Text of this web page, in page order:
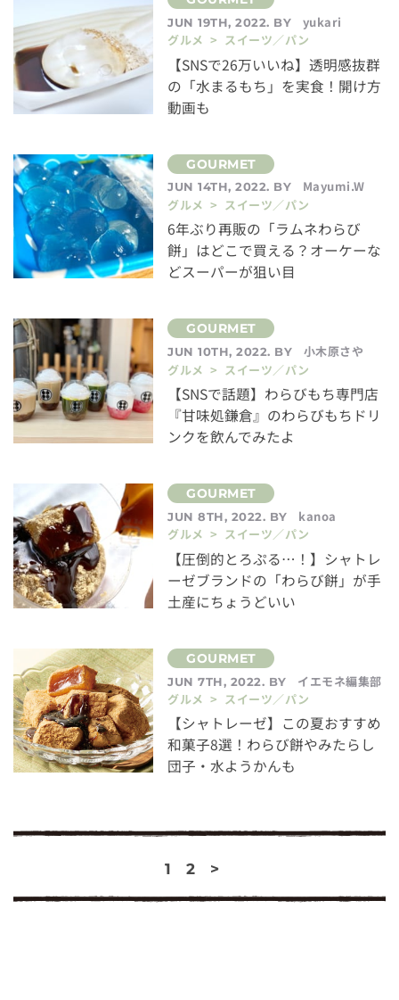
JUN 19TH, 2022. BY
yukari
グルメ > スイーツ／パン
【SNSで26万いいね】透明感抜群
の「水まるもち」を実食！開け方
動画も
JUN 14TH, 2022. BY
Mayumi.W
グルメ > スイーツ／パン
6年ぶり再販の「ラムネわらび
餅」はどこで買える？オーケーな
どスーパーが狙い目
JUN 10TH, 2022. BY
小木原さや
グルメ > スイーツ／パン
【SNSで話題】わらびもち専門店
『甘味処鎌倉』のわらびもちドリ
ンクを飲んでみたよ
JUN 8TH, 2022. BY
kanoa
グルメ > スイーツ／パン
【圧倒的とろぷる…！】シャトレ
ーゼブランドの「わらび餅」が手
土産にちょうどいい
JUN 7TH, 2022. BY
イエモネ編集部
グルメ > スイーツ／パン
【シャトレーゼ】この夏おすすめ
和菓子8選！わらび餅やみたらし
団子・水ようかんも
1 2 >